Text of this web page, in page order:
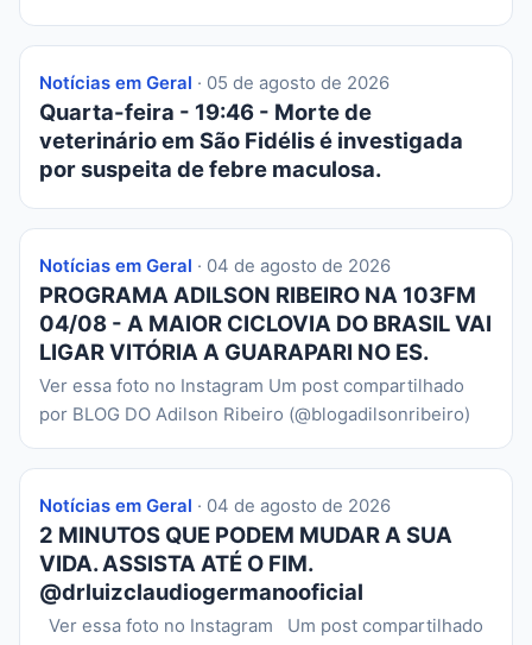
Notícias em Geral · 05 de agosto de 2026
Quarta-feira - 19:46 - Morte de
veterinário em São Fidélis é investigada
por suspeita de febre maculosa.
Notícias em Geral · 04 de agosto de 2026
PROGRAMA ADILSON RIBEIRO NA 103FM
04/08 - A MAIOR CICLOVIA DO BRASIL VAI
LIGAR VITÓRIA A GUARAPARI NO ES.
Ver essa foto no Instagram Um post compartilhado
por BLOG DO Adilson Ribeiro (@blogadilsonribeiro)
Notícias em Geral · 04 de agosto de 2026
2 MINUTOS QUE PODEM MUDAR A SUA
VIDA. ASSISTA ATÉ O FIM.
@drluizclaudiogermanooficial
Ver essa foto no Instagram Um post compartilhado